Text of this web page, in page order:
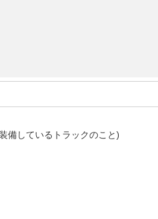
備しているトラックのこと)